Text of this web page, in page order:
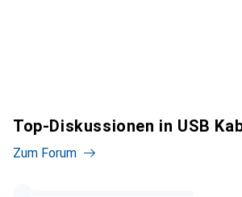
Top-Diskussionen in USB
Zum Forum